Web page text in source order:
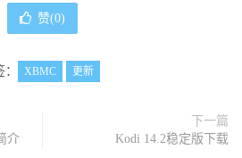
赞(0)
XBMC 更新
介
下一篇
Kodi 14.2稳定版下载